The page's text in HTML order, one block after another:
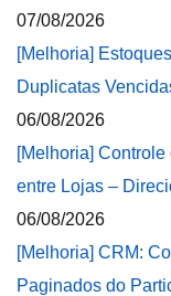
07/08/2026
[Melhoria]
Duplicatas
06/08/2026
[Melhoria]
entre Lojas –
06/08/2026
[Melhoria] CRM:
Paginados do